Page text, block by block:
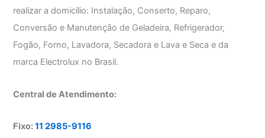
realizar a domicílio: Instalação, Conserto, Reparo,
Conversão e Manutenção de Geladeira, Refrigerador,
Fogão, Forno, Lavadora, Secadora e Lava e Seca e da
marca Electrolux no Brasil.
Central de Atendimento:
Fixo:11 2985-9116